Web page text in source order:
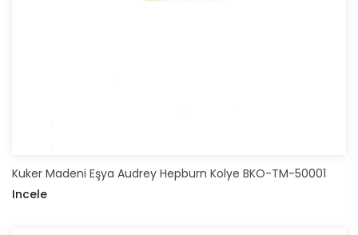
Kuker Madeni Eşya Audrey Hepburn Kolye BKO-TM-50001
Incele